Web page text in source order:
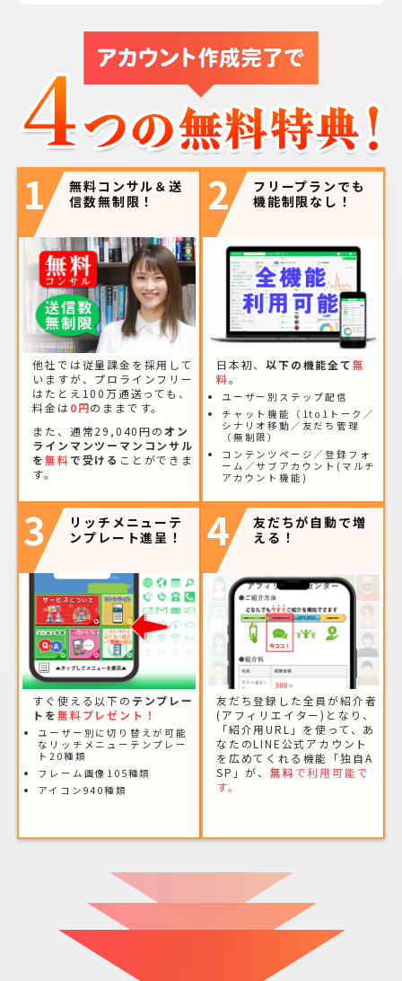
1
無料コンサル＆送
信数無制限！
他社では従量課金を採用して
いますが、プロラインフリー
はたとえ100万通送っても、
料金は 0円のままです。
また、通常29,040円のオン
ラインマンツーマンコンサル
を無料で受ける ことができま
す。
2
フリープランでも
機能制限なし！
日本初、以下の機能全て無
料。
ユーザー別ステップ配信
チャット機能（1to1トーク／
シナリオ移動／友だち管理
（無制限）
コンテンツページ／登録フォ
ーム／サブアカウント(マルチ
アカウント機能)
3
リッチメニューテ
ンプレート進呈！
すぐ使える以下の テンプレー
トを無料プレゼント！
ユーザー別に切り替えが可能
なリッチメニューテンプレー
ト20種類
フレーム画像105種類
アイコン940種類
4
友だちが自動で増
える！
友だち登録した全員が紹介者
(アフィリエイター)となり、
「紹介用URL」を使って、あ
なたのLINE公式アカウント
を広めてくれる機能「独自A
SP」が、 無料で利用可能で
す。